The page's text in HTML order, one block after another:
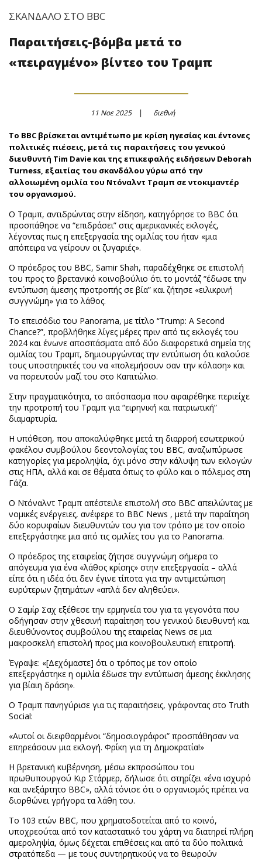
ΣΚΑΝΔΑΛΟ ΣΤΟ BBC
Παραιτήσεις-βόμβα μετά το
«πειραγμένο» βίντεο του Τραμπ
11 Νοε 2025 διεθνή
Το BBC βρίσκεται αντιμέτωπο με κρίση ηγεσίας και έντονες
πολιτικές πιέσεις, μετά τις παραιτήσεις του γενικού
διευθυντή Tim Davie και της επικεφαλής ειδήσεων Deborah
Turness, εξαιτίας του σκανδάλου γύρω από την
αλλοιωμένη ομιλία του Ντόναλντ Τραμπ σε ντοκιμαντέρ
του οργανισμού.
Ο Τραμπ, αντιδρώντας στην είδηση, κατηγόρησε το BBC ότι
προσπάθησε να “επιδράσει” στις αμερικανικές εκλογές,
λέγοντας πως η επεξεργασία της ομιλίας του ήταν «μια
απόπειρα να γείρουν οι ζυγαριές».
Ο πρόεδρος του BBC, Samir Shah, παραδέχθηκε σε επιστολή
του προς το βρετανικό κοινοβούλιο ότι το μοντάζ “έδωσε την
εντύπωση άμεσης προτροπής σε βία” και ζήτησε «ειλικρινή
συγγνώμη» για το λάθος.
Το επεισόδιο του Panorama, με τίτλο “Trump: A Second
Chance?”, προβλήθηκε λίγες μέρες πριν από τις εκλογές του
2024 και ένωνε αποσπάσματα από δύο διαφορετικά σημεία της
ομιλίας του Τραμπ, δημιουργώντας την εντύπωση ότι καλούσε
τους υποστηρικτές του να «πολεμήσουν σαν την κόλαση» και
να πορευτούν μαζί του στο Καπιτώλιο.
Στην πραγματικότητα, το απόσπασμα που αφαιρέθηκε περιείχε
την προτροπή του Τραμπ για “ειρηνική και πατριωτική”
διαμαρτυρία.
Η υπόθεση, που αποκαλύφθηκε μετά τη διαρροή εσωτερικού
φακέλου συμβούλου δεοντολογίας του BBC, αναζωπύρωσε
κατηγορίες για μεροληψία, όχι μόνο στην κάλυψη των εκλογών
στις ΗΠΑ, αλλά και σε θέματα όπως το φύλο και ο πόλεμος στη
Γάζα.
Ο Ντόναλντ Τραμπ απέστειλε επιστολή στο BBC απειλώντας με
νομικές ενέργειες, ανέφερε το BBC News , μετά την παραίτηση
δύο κορυφαίων διευθυντών του για τον τρόπο με τον οποίο
επεξεργάστηκε μια από τις ομιλίες του για το Panorama.
Ο πρόεδρος της εταιρείας ζήτησε συγγνώμη σήμερα το
απόγευμα για ένα «λάθος κρίσης» στην επεξεργασία – αλλά
είπε ότι η ιδέα ότι δεν έγινε τίποτα για την αντιμετώπιση
ευρύτερων ζητημάτων «απλά δεν αληθεύει».
Ο Σαμίρ Σαχ εξέθεσε την ερμηνεία του για τα γεγονότα που
οδήγησαν στην χθεσινή παραίτηση του γενικού διευθυντή και
διευθύνοντος συμβούλου της εταιρείας News σε μια
μακροσκελή επιστολή προς μια κοινοβουλευτική επιτροπή.
Έγραψε: «[Δεχόμαστε] ότι ο τρόπος με τον οποίο
επεξεργάστηκε η ομιλία έδωσε την εντύπωση άμεσης έκκλησης
για βίαιη δράση».
Ο Τραμπ πανηγύρισε για τις παραιτήσεις, γράφοντας στο Truth
Social:
«Αυτοί οι διεφθαρμένοι “δημοσιογράφοι” προσπάθησαν να
επηρεάσουν μια εκλογή. Φρίκη για τη Δημοκρατία!»
Η βρετανική κυβέρνηση, μέσω εκπροσώπου του
πρωθυπουργού Κιρ Στάρμερ, δήλωσε ότι στηρίζει «ένα ισχυρό
και ανεξάρτητο BBC», αλλά τόνισε ότι ο οργανισμός πρέπει να
διορθώνει γρήγορα τα λάθη του.
Το 103 ετών BBC, που χρηματοδοτείται από το κοινό,
υποχρεούται από τον καταστατικό του χάρτη να διατηρεί πλήρη
αμεροληψία, όμως δέχεται επιθέσεις και από τα δύο πολιτικά
στρατόπεδα — με τους συντηρητικούς να το θεωρούν